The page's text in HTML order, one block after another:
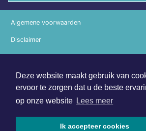
Deze website maakt gebruik van
ervoor te zorgen dat u de beste
op onze website Lees meer
Ik accepteer cookies
Copyright (c) 2026 | Nunspeetsdagblad.nl -
voorbehouden
Algemene voorwaarden
Disclaimer